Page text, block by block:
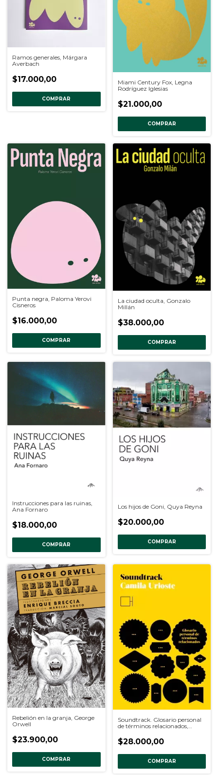
Ramos generales, Márgara
Averbach
$17.000,00
COMPRAR
Miami Century Fox, Legna
Rodríguez Iglesias
$21.000,00
COMPRAR
Punta negra, Paloma Yerovi
Cisneros
$16.000,00
COMPRAR
La ciudad oculta, Gonzalo
Millán
$38.000,00
COMPRAR
Instrucciones para las ruinas,
Ana Fornaro
$18.000,00
COMPRAR
Los hijos de Goni, Quya Reyna
$20.000,00
COMPRAR
Rebelión en la granja, George
Orwell
$23.900,00
COMPRAR
Soundtrack. Glosario personal
de términos relacionados,
$28.000,00
COMPRAR